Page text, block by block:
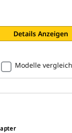
Details Anzeigen
Modelle